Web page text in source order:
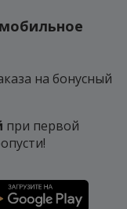
на бонусный
при первой